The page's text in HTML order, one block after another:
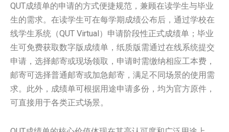
QUT成绩单的申请的方式便捷规范，兼顾在读学生与毕业
生的需求。在读学生可在每学期成绩公布后，通过学校在
线学生系统（QUT Virtual）申请阶段性正式成绩单；毕业
生可免费获取数字版成绩单，纸质版需通过在线系统提交
申请，选择邮寄或现场领取，申请时需缴纳相应工本费，
邮寄可选择普通邮寄或加急邮寄，满足不同场景的使用需
求。此外，成绩单可根据用途申请多份，均为官方原件，
可直接用于各类正式场景。